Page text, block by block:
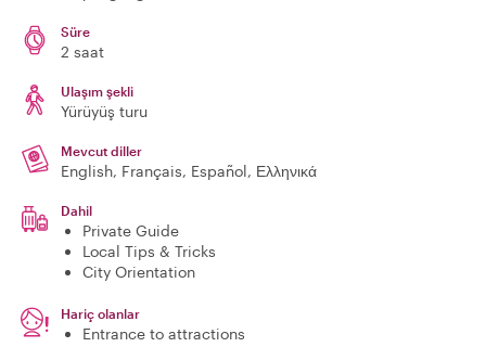
Süre
2 saat
Ulaşım şekli
Yürüyüş turu
Mevcut diller
English, Français, Español, Ελληνικά
Dahil
Private Guide
Local Tips & Tricks
City Orientation
Hariç olanlar
Entrance to attractions